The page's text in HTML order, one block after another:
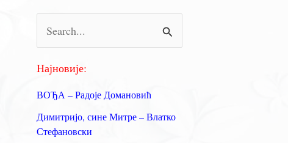
р
а
Најновије:
ВОЂА – Радоје Домановић
Димитријо, сине Митре – Влатко
Стефановски